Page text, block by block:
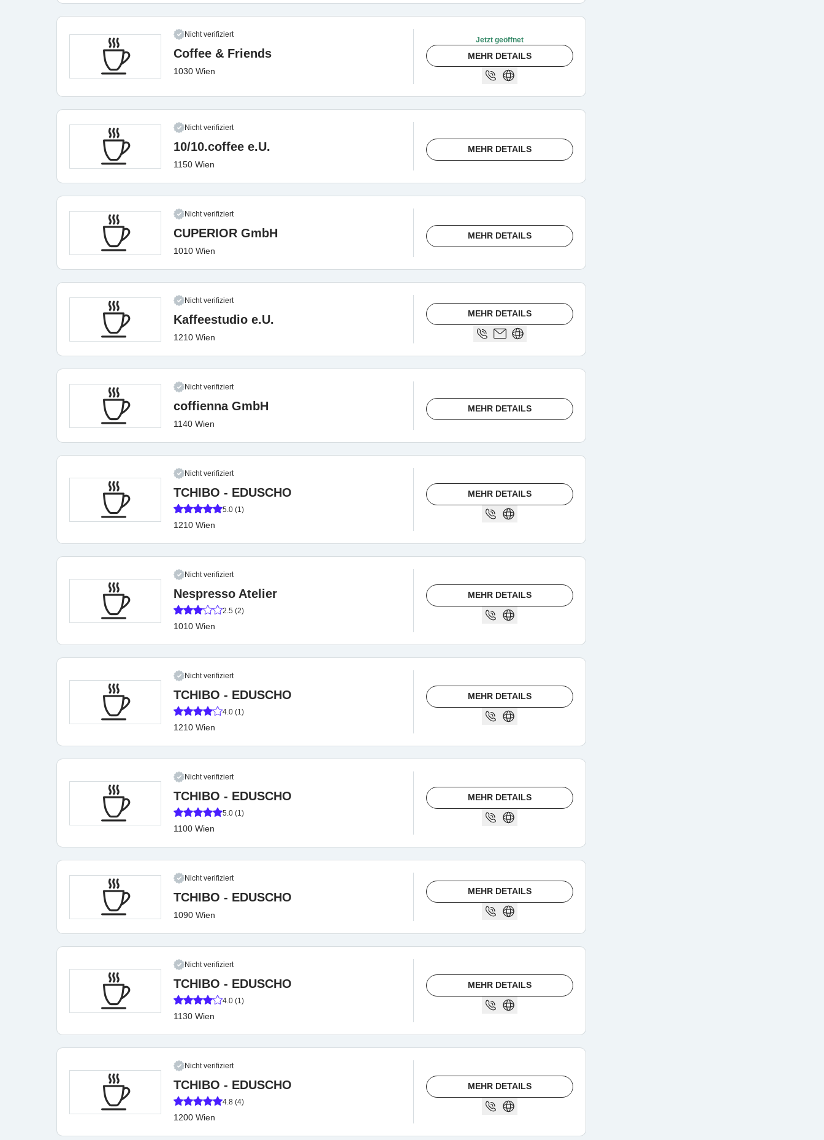
Nicht verifiziert
Coffee & Friends
1030 Wien
Jetzt geöffnet
MEHR DETAILS
Nicht verifiziert
10/10.coffee e.U.
1150 Wien
MEHR DETAILS
Nicht verifiziert
CUPERIOR GmbH
1010 Wien
MEHR DETAILS
Nicht verifiziert
Kaffeestudio e.U.
1210 Wien
MEHR DETAILS
Nicht verifiziert
coffienna GmbH
1140 Wien
MEHR DETAILS
Nicht verifiziert
TCHIBO - EDUSCHO
5.0 (1)
1210 Wien
MEHR DETAILS
Nicht verifiziert
Nespresso Atelier
2.5 (2)
1010 Wien
MEHR DETAILS
Nicht verifiziert
TCHIBO - EDUSCHO
4.0 (1)
1210 Wien
MEHR DETAILS
Nicht verifiziert
TCHIBO - EDUSCHO
5.0 (1)
1100 Wien
MEHR DETAILS
Nicht verifiziert
TCHIBO - EDUSCHO
1090 Wien
MEHR DETAILS
Nicht verifiziert
TCHIBO - EDUSCHO
4.0 (1)
1130 Wien
MEHR DETAILS
Nicht verifiziert
TCHIBO - EDUSCHO
4.8 (4)
1200 Wien
MEHR DETAILS